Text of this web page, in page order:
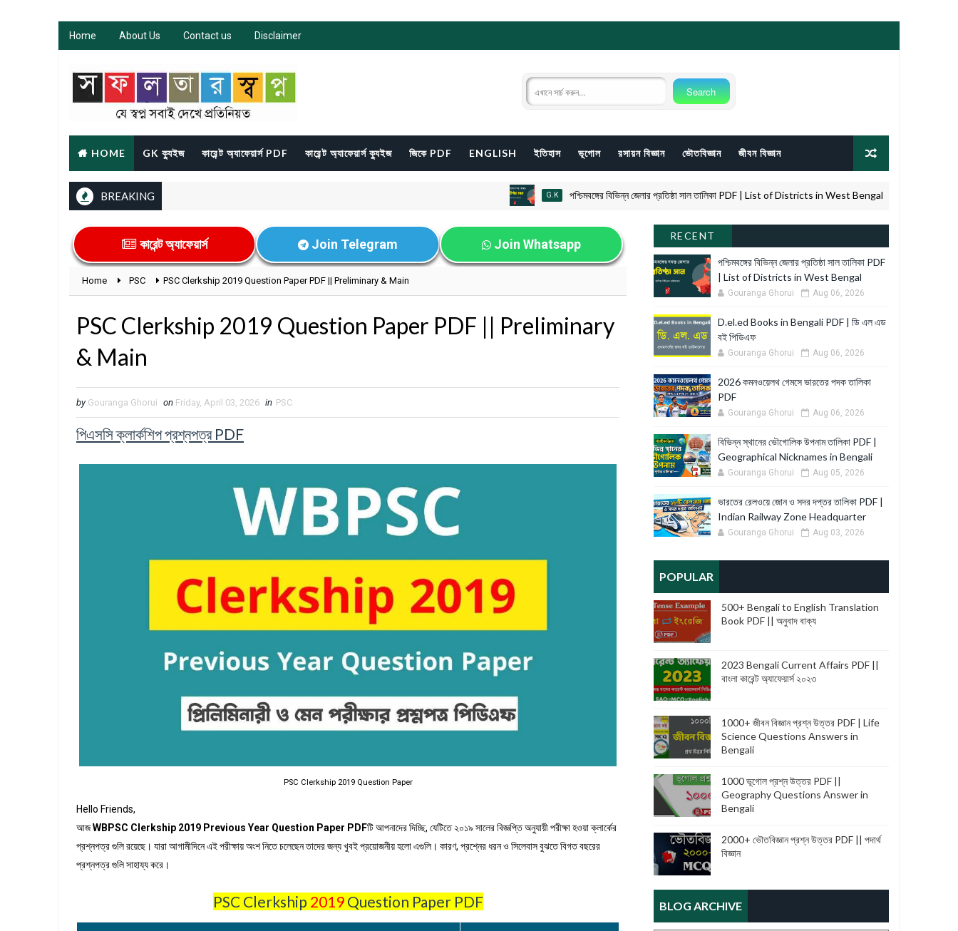
Home About Us Contact us Disclaimer
HOME GK ক্যুইজ কারেন্ট অ্যাফেয়ার্স PDF কারেন্ট অ্যাফেয়ার্স ক্যুইজ জিকে PDF ENGLISH ইতিহাস ভূগোল রসায়ন বিজ্ঞান ভৌতবিজ্ঞান জীবন বিজ্ঞান
BREAKING G.K পশ্চিমবঙ্গের বিভিন্ন জেলার প্রতিষ্ঠা সাল তালিকা PDF | List of Districts in West Bengal
কারেন্ট অ্যাফেয়ার্স Join Telegram Join Whatsapp
Home PSC PSC Clerkship 2019 Question Paper PDF || Preliminary & Main
PSC Clerkship 2019 Question Paper PDF || Preliminary
& Main
by Gouranga Ghorui on Friday, April 03, 2026 in PSC
পিএসসি ক্লার্কশিপ প্রশ্নপত্র PDF
PSC Clerkship 2019 Question Paper
Hello Friends,
আজWBPSC Clerkship 2019 Previous Year Question Paper PDFটি আপনাদের দিচ্ছি, যেটিতে ২০১৯ সালের বিজ্ঞপ্তি অনুযায়ী পরীক্ষা হওয়া ক্লার্কের
প্রশ্নপত্র গুলি রয়েছে। যারা আগামীদিনে এই পরীক্ষায় অংশ নিতে চলেছেন তাদের জন্য খুবই প্রয়োজনীয় হলো এগুলি। কারণ, প্রশ্নের ধরন ও সিলেবাস বুঝতে বিগত বছরের
প্রশ্নপত্র গুলি সাহায্য করে।
PSC Clerkship 2019Question Paper PDF
RECENT
পশ্চিমবঙ্গের বিভিন্ন জেলার প্রতিষ্ঠা সাল তালিকা PDF
| List of Districts in West Bengal
Gouranga Ghorui Aug 06, 2026
D.el.ed Books in Bengali PDF | ডি এল এড
বই পিডিএফ
Gouranga Ghorui Aug 06, 2026
2026 কমনওয়েলথ গেমসে ভারতের পদক তালিকা
PDF
Gouranga Ghorui Aug 06, 2026
বিভিন্ন স্থানের ভৌগোলিক উপনাম তালিকা PDF |
Geographical Nicknames in Bengali
Gouranga Ghorui Aug 05, 2026
ভারতের রেলওয়ে জোন ও সদর দপ্তর তালিকা PDF |
Indian Railway Zone Headquarter
Gouranga Ghorui Aug 03, 2026
POPULAR
500+ Bengali to English Translation
Book PDF || অনুবাদ বাক্য
2023 Bengali Current Affairs PDF ||
বাংলা কারেন্ট অ্যাফেয়ার্স ২০২৩
1000+ জীবন বিজ্ঞান প্রশ্ন উত্তর PDF | Life
Science Questions Answers in
Bengali
1000 ভূগোল প্রশ্ন উত্তর PDF ||
Geography Questions Answer in
Bengali
2000+ ভৌতবিজ্ঞান প্রশ্ন উত্তর PDF || পদার্থ
বিজ্ঞান
BLOG ARCHIVE